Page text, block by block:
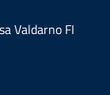
Valdarno FI